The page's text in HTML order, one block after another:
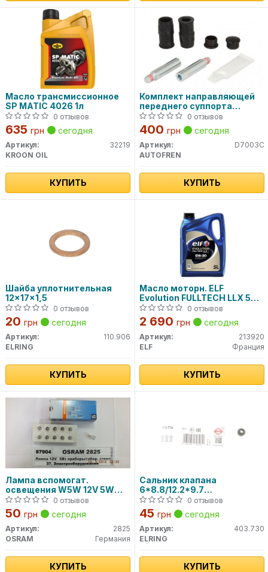
Масло трансмиссионное
SP MATIC 4026 1л
0 отзывов
635 грн сегодня
Артикул:
32219
KROON OIL
КУПИТЬ
Комплект направляющей
переднего суппорта
D7003C AUTOFREN
0 отзывов
400 грн сегодня
Артикул:
D7003C
AUTOFREN
КУПИТЬ
Шайба уплотнительная
12x17x1,5
0 отзывов
20 грн сегодня
Артикул:
110.906
ELRING
КУПИТЬ
Масло моторн. ELF
Evolution FULLTECH LLX 5W-
30 (Канистра 5л)
0 отзывов
2 690 грн сегодня
Артикул:
213920
ELF
Франция
КУПИТЬ
Лампа вспомогат.
освещения W5W 12V 5W
W2.1x9.5d (пр-во OSRAM)
0 отзывов
50 грн сегодня
Артикул:
2825
OSRAM
Германия
КУПИТЬ
Сальник клапана
6*8.8/12.2*9.7
VW,AUDI,BMW,DB,OPEL
403.730 ELRING
0 отзывов
45 грн сегодня
Артикул:
403.730
ELRING
КУПИТЬ